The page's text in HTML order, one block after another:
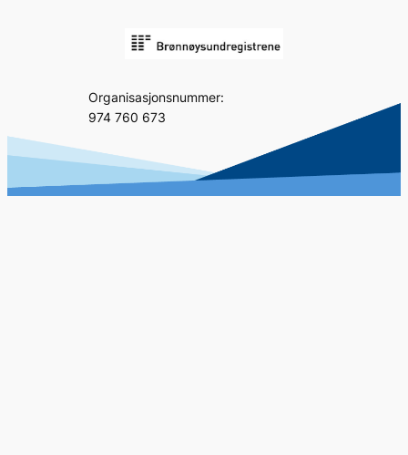
Organisasjonsnummer:
974 760 673